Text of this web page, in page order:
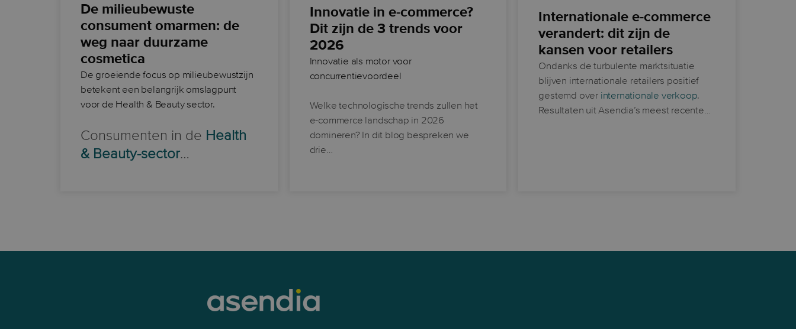
De milieubewuste
consument omarmen: de
weg naar duurzame
cosmetica
De groeiende focus op milieubewustzijn
betekent een belangrijk omslagpunt
voor de Health & Beauty sector.
Consumenten in de Health
& Beauty-sector…
Innovatie in e-commerce?
Dit zijn de 3 trends voor
2026
Innovatie als motor voor
concurrentievoordeel
Welke technologische trends zullen het
e-commerce landschap in 2026
domineren? In dit blog bespreken we
drie…
Internationale e-commerce
verandert: dit zijn de
kansen voor retailers
Ondanks de turbulente marktsituatie
blijven internationale retailers positief
gestemd over internationale verkoop.
Resultaten uit Asendia’s meest recente…